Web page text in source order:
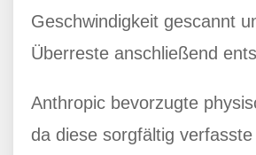
Geschwindigkeit gescannt
Überreste anschließend
Anthropic bevorzugte
da diese sorgfältig